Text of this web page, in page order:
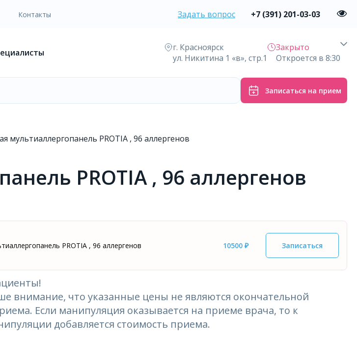
Контакты Задать вопрос +7 (391) 201-03-03
г. Красноярск
ул. Никитина 1 «в», стр.1
Закрыто
Откроется в 8:30
Записаться на прием
мультиаллергопанель PROTIA , 96 аллергенов
PROTIA , 96 аллергенов
PROTIA , 96 аллергенов 10500 ₽ Записаться
внимание, что указанные цены не являются окончательной
Если манипуляция оказывается на приеме врача, то к
добавляется стоимость приема.